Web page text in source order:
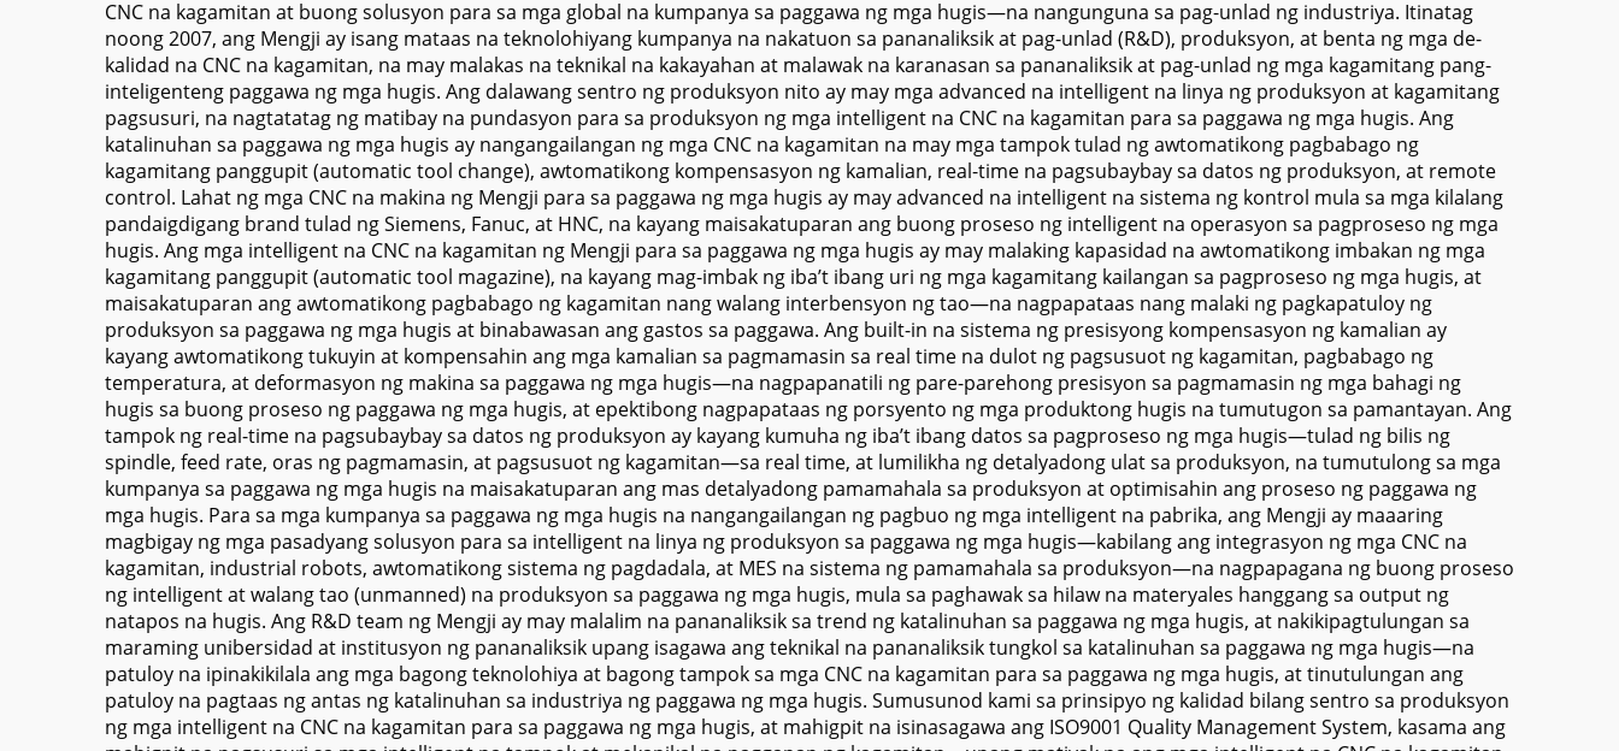
CNC na kagamitan at buong solusyon para sa mga global na kumpanya sa paggawa ng mga hugis—na nangunguna sa pag-unlad ng industriya. Itinatag
noong 2007, ang Mengji ay isang mataas na teknolohiyang kumpanya na nakatuon sa pananaliksik at pag-unlad (R&D), produksyon, at benta ng mga de-
kalidad na CNC na kagamitan, na may malakas na teknikal na kakayahan at malawak na karanasan sa pananaliksik at pag-unlad ng mga kagamitang pang-
inteligenteng paggawa ng mga hugis. Ang dalawang sentro ng produksyon nito ay may mga advanced na intelligent na linya ng produksyon at kagamitang
pagsusuri, na nagtatatag ng matibay na pundasyon para sa produksyon ng mga intelligent na CNC na kagamitan para sa paggawa ng mga hugis. Ang
katalinuhan sa paggawa ng mga hugis ay nangangailangan ng mga CNC na kagamitan na may mga tampok tulad ng awtomatikong pagbabago ng
kagamitang panggupit (automatic tool change), awtomatikong kompensasyon ng kamalian, real-time na pagsubaybay sa datos ng produksyon, at remote
control. Lahat ng mga CNC na makina ng Mengji para sa paggawa ng mga hugis ay may advanced na intelligent na sistema ng kontrol mula sa mga kilalang
pandaigdigang brand tulad ng Siemens, Fanuc, at HNC, na kayang maisakatuparan ang buong proseso ng intelligent na operasyon sa pagproseso ng mga
hugis. Ang mga intelligent na CNC na kagamitan ng Mengji para sa paggawa ng mga hugis ay may malaking kapasidad na awtomatikong imbakan ng mga
kagamitang panggupit (automatic tool magazine), na kayang mag-imbak ng iba’t ibang uri ng mga kagamitang kailangan sa pagproseso ng mga hugis, at
maisakatuparan ang awtomatikong pagbabago ng kagamitan nang walang interbensyon ng tao—na nagpapataas nang malaki ng pagkapatuloy ng
produksyon sa paggawa ng mga hugis at binabawasan ang gastos sa paggawa. Ang built-in na sistema ng presisyong kompensasyon ng kamalian ay
kayang awtomatikong tukuyin at kompensahin ang mga kamalian sa pagmamasin sa real time na dulot ng pagsusuot ng kagamitan, pagbabago ng
temperatura, at deformasyon ng makina sa paggawa ng mga hugis—na nagpapanatili ng pare-parehong presisyon sa pagmamasin ng mga bahagi ng
hugis sa buong proseso ng paggawa ng mga hugis, at epektibong nagpapataas ng porsyento ng mga produktong hugis na tumutugon sa pamantayan. Ang
tampok ng real-time na pagsubaybay sa datos ng produksyon ay kayang kumuha ng iba’t ibang datos sa pagproseso ng mga hugis—tulad ng bilis ng
spindle, feed rate, oras ng pagmamasin, at pagsusuot ng kagamitan—sa real time, at lumilikha ng detalyadong ulat sa produksyon, na tumutulong sa mga
kumpanya sa paggawa ng mga hugis na maisakatuparan ang mas detalyadong pamamahala sa produksyon at optimisahin ang proseso ng paggawa ng
mga hugis. Para sa mga kumpanya sa paggawa ng mga hugis na nangangailangan ng pagbuo ng mga intelligent na pabrika, ang Mengji ay maaaring
magbigay ng mga pasadyang solusyon para sa intelligent na linya ng produksyon sa paggawa ng mga hugis—kabilang ang integrasyon ng mga CNC na
kagamitan, industrial robots, awtomatikong sistema ng pagdadala, at MES na sistema ng pamamahala sa produksyon—na nagpapagana ng buong proseso
ng intelligent at walang tao (unmanned) na produksyon sa paggawa ng mga hugis, mula sa paghawak sa hilaw na materyales hanggang sa output ng
natapos na hugis. Ang R&D team ng Mengji ay may malalim na pananaliksik sa trend ng katalinuhan sa paggawa ng mga hugis, at nakikipagtulungan sa
maraming unibersidad at institusyon ng pananaliksik upang isagawa ang teknikal na pananaliksik tungkol sa katalinuhan sa paggawa ng mga hugis—na
patuloy na ipinakikilala ang mga bagong teknolohiya at bagong tampok sa mga CNC na kagamitan para sa paggawa ng mga hugis, at tinutulungan ang
patuloy na pagtaas ng antas ng katalinuhan sa industriya ng paggawa ng mga hugis. Sumusunod kami sa prinsipyo ng kalidad bilang sentro sa produksyon
ng mga intelligent na CNC na kagamitan para sa paggawa ng mga hugis, at mahigpit na isinasagawa ang ISO9001 Quality Management System, kasama ang